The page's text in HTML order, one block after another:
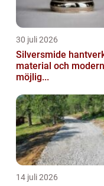
30 juli 2026
Silversmide hantverk,
material och
möjlig...
14 juli 2026